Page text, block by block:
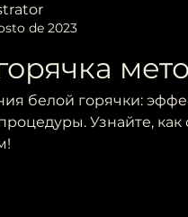
de 2023
белой горячки:
Узнайте,